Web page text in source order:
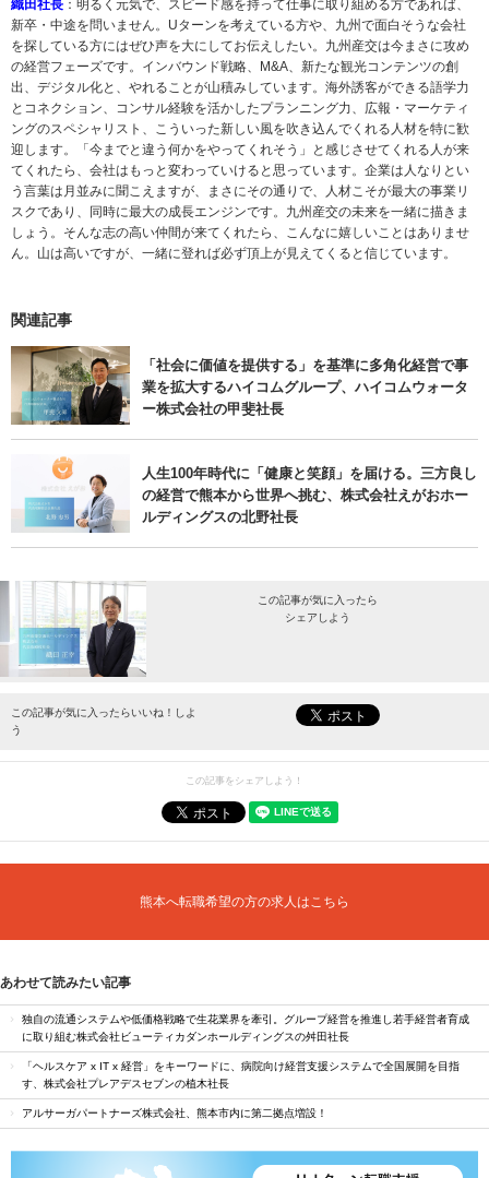
織田社長 ：明るく元気で、スピード感を持って仕事に取り組める方であれば、
新卒・中途を問いません。Uターンを考えている方や、九州で面白そうな会社
を探している方にはぜひ声を大にしてお伝えしたい。九州産交は今まさに攻め
の経営フェーズです。インバウンド戦略、M&A、新たな観光コンテンツの創
出、デジタル化と、やれることが山積みしています。海外誘客ができる語学力
とコネクション、コンサル経験を活かしたプランニング力、広報・マーケティ
ングのスペシャリスト、こういった新しい風を吹き込んでくれる人材を特に歓
迎します。「今までと違う何かをやってくれそう」と感じさせてくれる人が来
てくれたら、会社はもっと変わっていけると思っています。企業は人なりとい
う言葉は月並みに聞こえますが、まさにその通りで、人材こそが最大の事業リ
スクであり、同時に最大の成長エンジンです。九州産交の未来を一緒に描きま
しょう。そんな志の高い仲間が来てくれたら、こんなに嬉しいことはありませ
ん。山は高いですが、一緒に登れば必ず頂上が見えてくると信じています。
関連記事
「社会に価値を提供する」を基準に多角化経営で事
業を拡大するハイコムグループ、ハイコムウォータ
ー株式会社の甲斐社長
人生100年時代に「健康と笑顔」を届ける。三方良し
の経営で熊本から世界へ挑む、株式会社えがおホー
ルディングスの北野社長
この記事が気に入ったら
シェアしよう
最新情報をお届けします。
この記事が気に入ったらいいね！しよ
う
この記事をシェアしよう！
熊本へ転職希望の方の求人はこちら
あわせて読みたい記事
独自の流通システムや低価格戦略で生花業界を牽引。グループ経営を推進し若手経営者育成
に取り組む株式会社ビューティカダンホールディングスの舛田社長
「ヘルスケア x IT x 経営」をキーワードに、病院向け経営支援システムで全国展開を目指
す、株式会社プレアデスセブンの植木社長
アルサーガパートナーズ株式会社、熊本市内に第二拠点増設！